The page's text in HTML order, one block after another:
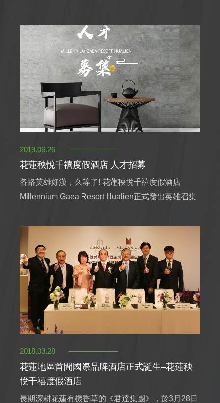
於5/16正式開幕，成為花蓮第一家國際級酒店。
2019.06.26
花蓮秧悅千禧度假酒店 人才招募
各路英雄好漢，久等了! 花蓮秧悅千禧度假酒店
Millennium Gaea Resort Hualien正式發出英雄召集
2018.03.28
花蓮地區首間國際品牌酒店正式誕生–花蓮秧
悅千禧度假酒店
長期深耕花蓮有機香草的《君達集團》，於3月28日